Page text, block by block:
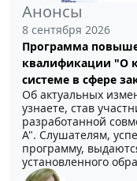
Анонсы
8 сентября 2026
Программа
квалификации "О
системе в сфере
Об актуальных
узнаете, став
разработанной
А". Слушателям,
программу,
установленного